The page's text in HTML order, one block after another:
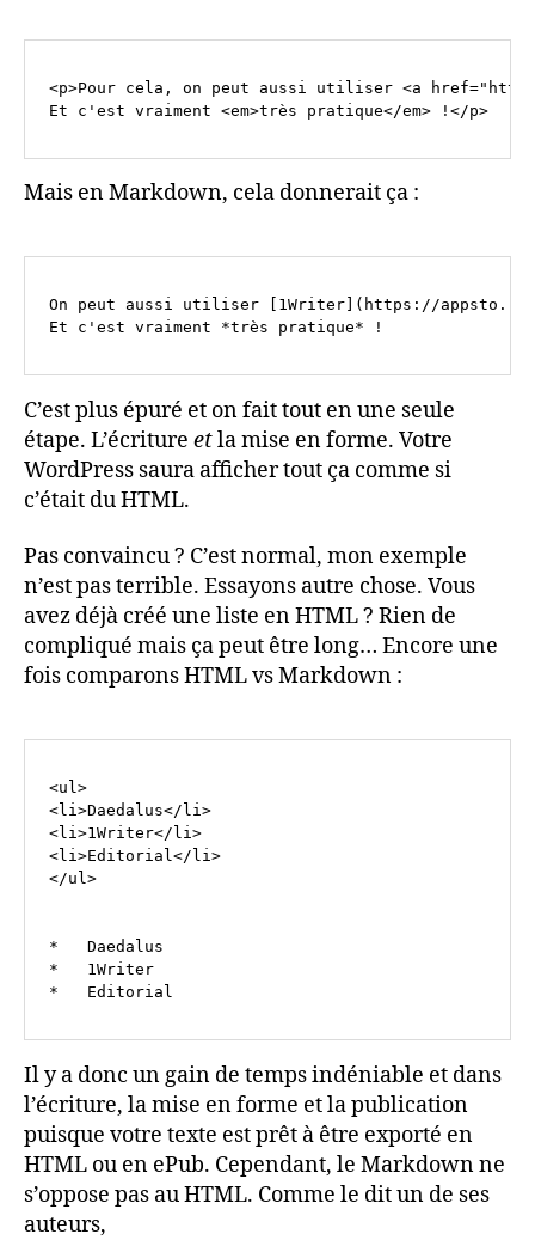
<p>Pour cela, on peut aussi utiliser <a
Mais en Markdown, cela donnerait ça :
On peut aussi utiliser [1Writer](https://
C’est plus épuré et on fait tout en une seule
étape. L’écriture etla mise en forme. Votre
WordPress saura afficher tout ça comme si
c’était du HTML.
Pas convaincu ? C’est normal, mon exemple
n’est pas terrible. Essayons autre chose. Vous
avez déjà créé une liste en HTML ? Rien de
compliqué mais ça peut être long… Encore une
fois comparons HTML vs Markdown :
<ul>
<li>Daedalus</li>
<li>1Writer</li>
<li>Editorial</li>
</ul>
*   Daedalus
*   1Writer
Il y a donc un gain de temps indéniable et dans
l’écriture, la mise en forme et la publication
puisque votre texte est prêt à être exporté en
HTML ou en ePub. Cependant, le Markdown ne
s’oppose pas au HTML. Comme le dit un de ses
auteurs,